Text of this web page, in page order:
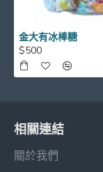
金大有冰棒糖
$500
相關連結
關於我們